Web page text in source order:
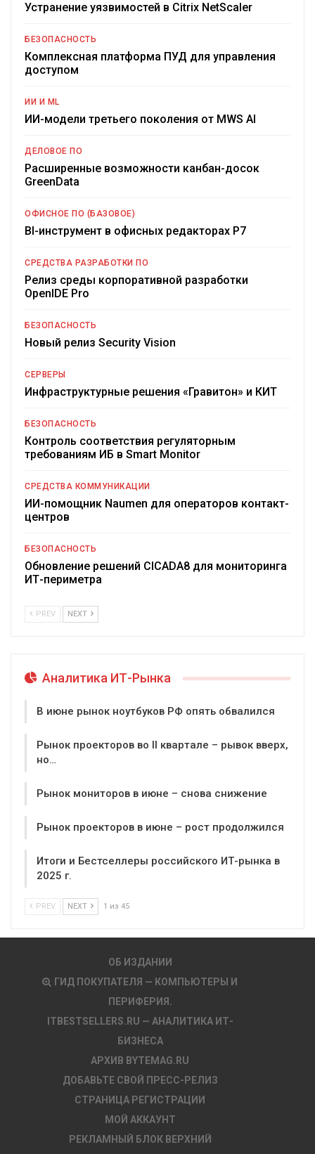
Устранение уязвимостей в Citrix NetScaler
БЕЗОПАСНОСТЬ
Комплексная платформа ПУД для управления
доступом
ИИ И ML
ИИ-модели третьего поколения от MWS AI
ДЕЛОВОЕ ПО
Расширенные возможности канбан-досок
GreenData
ОФИСНОЕ ПО (БАЗОВОЕ)
BI-инструмент в офисных редакторах Р7
СРЕДСТВА РАЗРАБОТКИ ПО
Релиз среды корпоративной разработки
OpenIDE Pro
БЕЗОПАСНОСТЬ
Новый релиз Security Vision
СЕРВЕРЫ
Инфраструктурные решения «Гравитон» и КИТ
БЕЗОПАСНОСТЬ
Контроль соответствия регуляторным
требованиям ИБ в Smart Monitor
СРЕДСТВА КОММУНИКАЦИИ
ИИ-помощник Naumen для операторов контакт-
центров
БЕЗОПАСНОСТЬ
Обновление решений CICADA8 для мониторинга
ИТ-периметра
PREV NEXT
Аналитика ИТ-Рынка
В июне рынок ноутбуков РФ опять обвалился
Рынок проекторов во II квартале – рывок вверх,
но…
Рынок мониторов в июне – снова снижение
Рынок проекторов в июне – рост продолжился
Итоги и Бестселлеры российского ИТ-рынка в
2025 г.
PREV NEXT 1 из 45
ОБ ИЗДАНИИ
ГИД ПОКУПАТЕЛЯ — КОМПЬЮТЕРЫ И
ПЕРИФЕРИЯ.
ITBESTSELLERS.RU — АНАЛИТИКА ИТ-
БИЗНЕСА
АРХИВ BYTEMAG.RU
ДОБАВЬТЕ СВОЙ ПРЕСС-РЕЛИЗ
СТРАНИЦА РЕГИСТРАЦИИ
МОЙ АККАУНТ
РЕКЛАМНЫЙ БЛОК ВЕРХНИЙ